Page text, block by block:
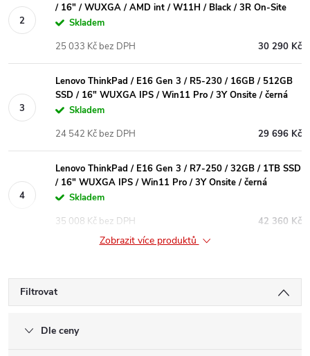
/ 16" / WUXGA / AMD int / W11H / Black / 3R On-Site
Skladem
30 290 Kč
25 033 Kč bez DPH
Lenovo ThinkPad / E16 Gen 3 / R5-230 / 16GB / 512GB
SSD / 16" WUXGA IPS / Win11 Pro / 3Y Onsite / černá
Skladem
29 696 Kč
24 542 Kč bez DPH
Lenovo ThinkPad / E16 Gen 3 / R7-250 / 32GB / 1TB SSD
/ 16" WUXGA IPS / Win11 Pro / 3Y Onsite / černá
Skladem
42 360 Kč
35 008 Kč bez DPH
Zobrazit více produktů
Filtrovat
Dle ceny